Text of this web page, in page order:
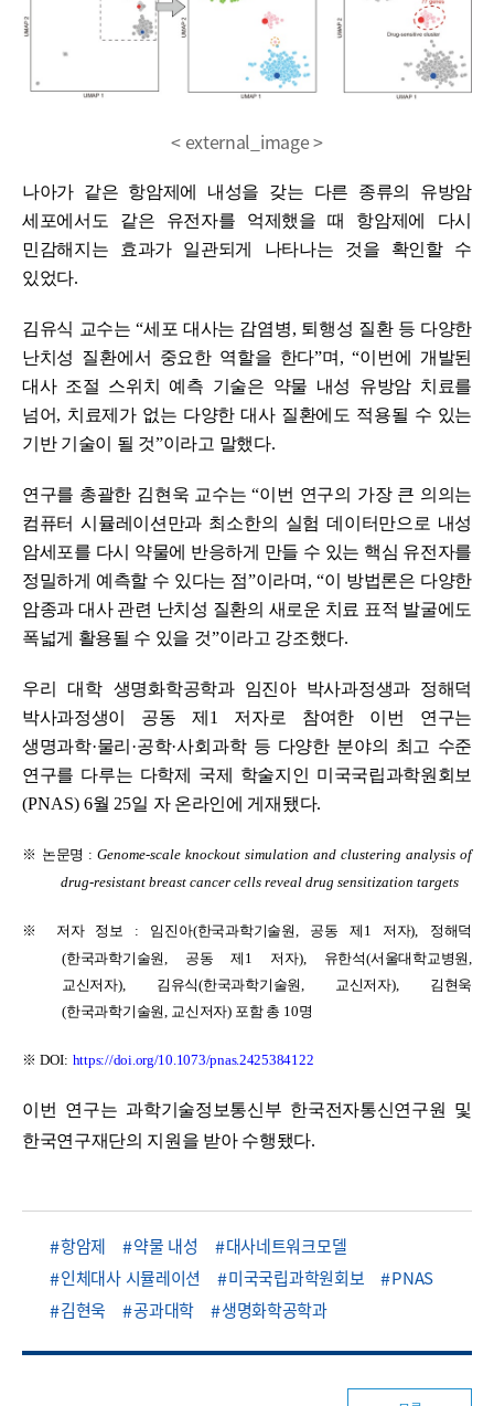
< external_image >
나아가 같은 항암제에 내성을 갖는 다른 종류의 유방암
세포에서도 같은 유전자를 억제했을 때 항암제에 다시
민감해지는 효과가 일관되게 나타나는 것을 확인할 수
있었다.
김유식 교수는“세포 대사는 감염병, 퇴행성 질환 등 다양한
난치성 질환에서 중요한 역할을 한다”며 , “이번에 개발된
대사 조절 스위치 예측 기술은 약물 내성 유방암 치료를
넘어, 치료제가 없는 다양한 대사 질환에도 적용될 수 있는
기반 기술이 될 것”이라고 말했다.
연구를 총괄한 김현욱 교수는“이번 연구의 가장 큰 의의는
컴퓨터 시뮬레이션만과 최소한의 실험 데이터만으로 내성
암세포를 다시 약물에 반응하게 만들 수 있는 핵심 유전자를
정밀하게 예측할 수 있다는 점”이라며 , “이 방법론은 다양한
암종과 대사 관련 난치성 질환의 새로운 치료 표적 발굴에도
폭넓게 활용될 수 있을 것”이라고 강조했다.
우리 대학 생명화학공학과 임진아 박사과정생과 정해덕
박사과정생이 공동 제 1 저자로 참여한 이번 연구는
생명과학·물리 ·공학·사회과학 등 다양한 분야의 최고 수준
연구를 다루는 다학제 국제 학술지인 미국국립과학원회보
(PNAS) 6월 25일 자 온라인에 게재됐다.
※ 논문명 : Genome-scale knockout simulation and clustering analysis of
drug-resistant breast cancer cells reveal drug sensitization targets
※ 저자 정보 : 임진아(한국과학기술원, 공동 제 1 저자), 정해덕
(한국과학기술원, 공동 제 1 저자), 유한석(서울대학교병원,
교신저자), 김유식(한국과학기술원, 교신저자), 김현욱
(한국과학기술원, 교신저자) 포함 총 10명
※ DOI: https://doi.org/10.1073/pnas.2425384122
이번 연구는과학기술정보통신부 한국전자통신연구원 및
한국연구재단의 지원을 받아 수행됐다.
항암제 약물 내성
대사네트워크모델
인체대사 시뮬레이션
미국국립과학원회보
PNAS
김현욱
공과대학 생명화학공학과